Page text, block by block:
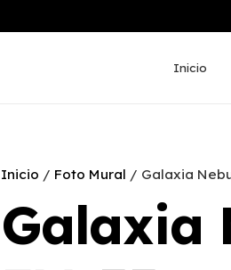
Inicio
Inicio / Foto Mural / Galaxia
Galaxia